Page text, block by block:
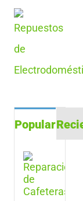
Popular
de
en